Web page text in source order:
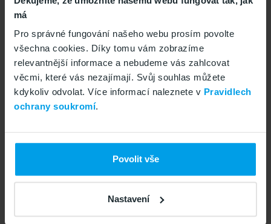
má
Pro správné fungování našeho webu prosím povolte
všechna cookies. Díky tomu vám zobrazíme
relevantnější informace a nebudeme vás zahlcovat
věcmi, které vás nezajímají. Svůj souhlas můžete
kdykoliv odvolat. Více informací naleznete v Pravidlech
ochrany soukromí.
Povolit vše
Nastavení
2,2
Konektor datový/napájecí:
USB-C
D7400 Ultra
Voděodolnost: